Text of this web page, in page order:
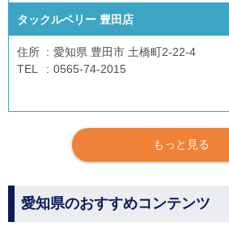
タックルベリー 豊田店
住所
愛知県 豊田市 土橋町2-22-4
TEL
0565-74-2015
もっと見る
愛知県のおすすめコンテンツ